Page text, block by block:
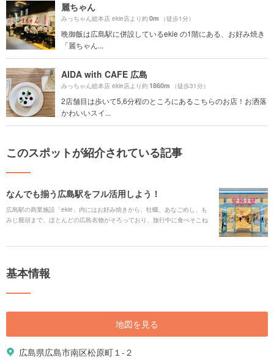
麗ちゃん
みっちゃん総本店 ekie店より約0m （徒歩1分）
晩御飯は広島駅に併設しているekie の1階にある、お好み焼き
「麗ちゃん...
AIDA with CAFE 広島
みっちゃん総本店 ekie店より約1860m （徒歩31分）
2店舗目は歩いて5,6分程のところにあるこちらのお店！お洒落
かわいいスイ...
このスポットが紹介されている記事
なんでも揃う広島駅をフル活用しよう！
広島駅の商業施設「ekie」内にはお好み焼きから、牡蠣、あなごめし、も
みじ饅頭まで、ほとんどの広島名物がそろっており、旅行中に食べそこね
基本情報
地図を見る
広島県広島市南区松原町１-２